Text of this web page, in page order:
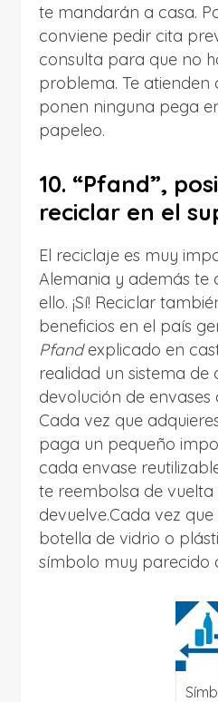
te mandarán a casa.
conviene pedir cita
consulta para que no
problema. Te
ponen ninguna pega
papeleo.
10. “Pfand”,
reciclar en el
El reciclaje es muy
Alemania y además te
ello. ¡Sí! Reciclar
beneficios en el país
Pfandexplicado en
realidad un sistema de
devolución de envases
Cada vez que
paga un pequeño
cada envase
te reembolsa de
devuelve.Cada vez
botella de vidrio o
símbolo muy parecido